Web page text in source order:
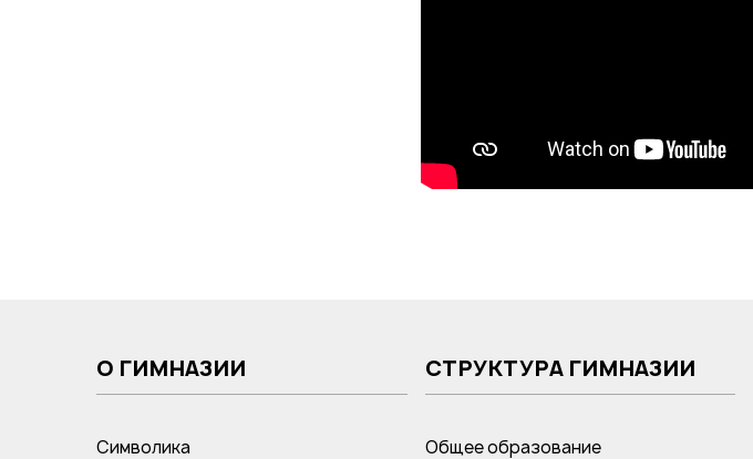
О ГИМНАЗИИ
Символика
СТРУКТУРА ГИМНАЗИИ
Общее образование